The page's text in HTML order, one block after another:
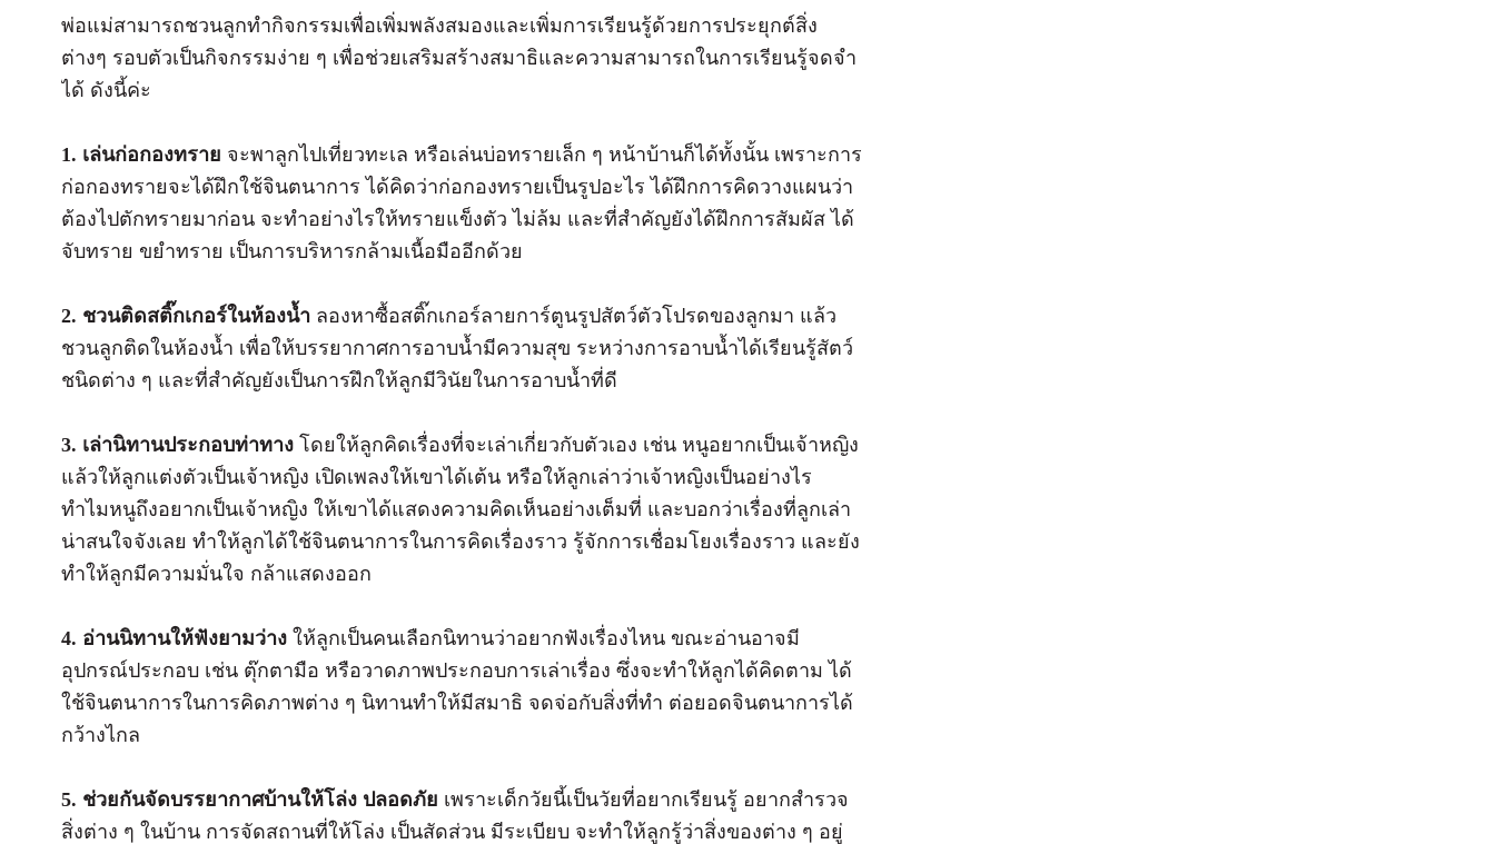
พ่อแม่สามารถชวนลูกทำกิจกรรมเพื่อเพิ่มพลังสมองและเพิ่มการเรียนรู้ด้วยการประยุกต์สิ่ง
ต่างๆ รอบตัวเป็นกิจกรรมง่าย ๆ เพื่อช่วยเสริมสร้างสมาธิและความสามารถในการเรียนรู้จดจำ
ได้ ดังนี้ค่ะ
1. เล่นก่อกองทราย จะพาลูกไปเที่ยวทะเล หรือเล่นบ่อทรายเล็ก ๆ หน้าบ้านก็ได้ทั้งนั้น เพราะการ
ก่อกองทรายจะได้ฝึกใช้จินตนาการ ได้คิดว่าก่อกองทรายเป็นรูปอะไร ได้ฝึกการคิดวางแผนว่า
ต้องไปตักทรายมาก่อน จะทำอย่างไรให้ทรายแข็งตัว ไม่ล้ม และที่สำคัญยังได้ฝึกการสัมผัส ได้
จับทราย ขยำทราย เป็นการบริหารกล้ามเนื้อมืออีกด้วย
2. ชวนติดสติ๊กเกอร์ในห้องน้ำ ลองหาซื้อสติ๊กเกอร์ลายการ์ตูนรูปสัตว์ตัวโปรดของลูกมา แล้ว
ชวนลูกติดในห้องน้ำ เพื่อให้บรรยากาศการอาบน้ำมีความสุข ระหว่างการอาบน้ำได้เรียนรู้สัตว์
ชนิดต่าง ๆ และที่สำคัญยังเป็นการฝึกให้ลูกมีวินัยในการอาบน้ำที่ดี
3. เล่านิทานประกอบท่าทาง โดยให้ลูกคิดเรื่องที่จะเล่าเกี่ยวกับตัวเอง เช่น หนูอยากเป็นเจ้าหญิง
แล้วให้ลูกแต่งตัวเป็นเจ้าหญิง เปิดเพลงให้เขาได้เต้น หรือให้ลูกเล่าว่าเจ้าหญิงเป็นอย่างไร
ทำไมหนูถึงอยากเป็นเจ้าหญิง ให้เขาได้แสดงความคิดเห็นอย่างเต็มที่ และบอกว่าเรื่องที่ลูกเล่า
น่าสนใจจังเลย ทำให้ลูกได้ใช้จินตนาการในการคิดเรื่องราว รู้จักการเชื่อมโยงเรื่องราว และยัง
ทำให้ลูกมีความมั่นใจ กล้าแสดงออก
4. อ่านนิทานให้ฟังยามว่าง ให้ลูกเป็นคนเลือกนิทานว่าอยากฟังเรื่องไหน ขณะอ่านอาจมี
อุปกรณ์ประกอบ เช่น ตุ๊กตามือ หรือวาดภาพประกอบการเล่าเรื่อง ซึ่งจะทำให้ลูกได้คิดตาม ได้
ใช้จินตนาการในการคิดภาพต่าง ๆ นิทานทำให้มีสมาธิ จดจ่อกับสิ่งที่ทำ ต่อยอดจินตนาการได้
กว้างไกล
5. ช่วยกันจัดบรรยากาศบ้านให้โล่ง ปลอดภัย เพราะเด็กวัยนี้เป็นวัยที่อยากเรียนรู้ อยากสำรวจ
สิ่งต่าง ๆ ในบ้าน การจัดสถานที่ให้โล่ง เป็นสัดส่วน มีระเบียบ จะทำให้ลูกรู้ว่าสิ่งของต่าง ๆ อยู่